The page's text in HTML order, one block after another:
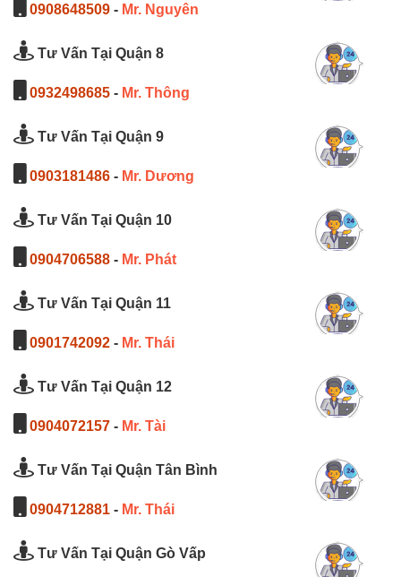
0908648509 - Mr. Nguyên
Tư Vấn Tại Quận 8
0932498685 - Mr. Thông
Tư Vấn Tại Quận 9
0903181486 - Mr. Dương
Tư Vấn Tại Quận 10
0904706588 - Mr. Phát
Tư Vấn Tại Quận 11
0901742092 - Mr. Thái
Tư Vấn Tại Quận 12
0904072157 - Mr. Tài
Tư Vấn Tại Quận Tân Bình
0904712881 - Mr. Thái
Tư Vấn Tại Quận Gò Vấp